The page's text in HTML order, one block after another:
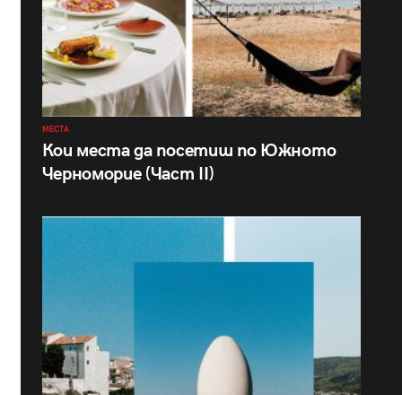
МЕСТА
Кои места да посетиш по Южното
Черноморие (Част II)